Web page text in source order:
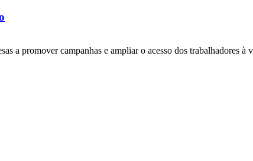
a promover campanhas e ampliar o acesso dos trabalhadores